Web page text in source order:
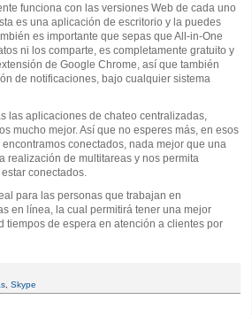
funciona con las versiones Web de cada uno
es una aplicación de escritorio y la puedes
es importante que sepas que All-in-One
ni los comparte, es completamente gratuito y
de Google Chrome, así que también
de notificaciones, bajo cualquier sistema
las aplicaciones de chateo centralizadas,
mucho mejor. Así que no esperes más, en esos
conectados, nada mejor que una
realización de multitareas y nos permita
conectados.
para las personas que trabajan en
en línea, la cual permitirá tener una mejor
tiempos de espera en atención a clientes por
Skype